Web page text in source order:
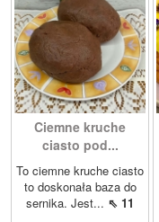
Ciemne kruche
ciasto pod...
To ciemne kruche ciasto
to doskonała baza do
sernika. Jest... ⇖ 11